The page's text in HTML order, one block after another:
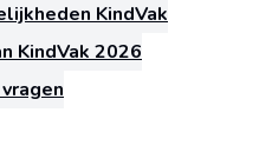
KindVak
KindVak 2026